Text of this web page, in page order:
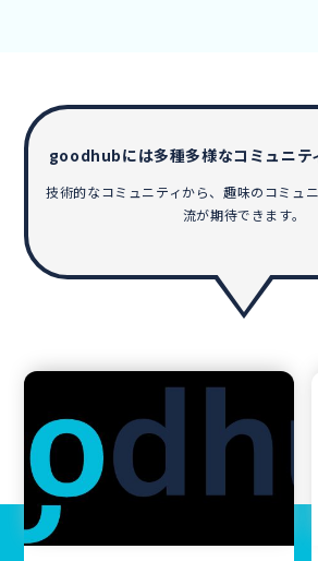
goodhubには多種多様なコミュニテ
技術的なコミュニティから、趣味のコミュ
流が期待できます。